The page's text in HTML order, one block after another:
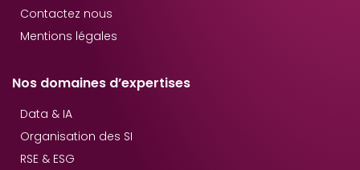
Contactez nous
Mentions légales
Nos domaines d’expertises
Data & IA
Organisation des SI
RSE & ESG